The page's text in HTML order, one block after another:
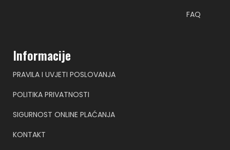
FAQ
Informacije
PRAVILA I UVJETI POSLOVANJA
POLITIKA PRIVATNOSTI
SIGURNOST ONLINE PLAĆANJA
KONTAKT